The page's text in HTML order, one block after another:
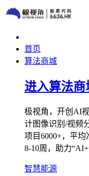
首页
算法商城
进入算法商
极视角，开创AI
计图像识别/视频
项目6000+，平
8-10周，助力
智慧能源